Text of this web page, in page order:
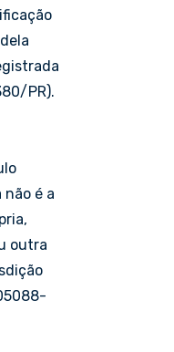
PR).
é a
outra